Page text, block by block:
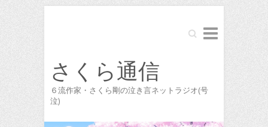
Search
さくら通信
６流作家・さくら剛の泣き言ネットラジオ(号
泣)